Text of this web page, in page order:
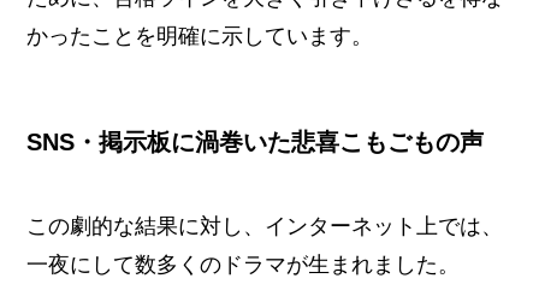
かったことを明確に示しています。
SNS・掲示板に渦巻いた悲喜こもごもの声
この劇的な結果に対し、インターネット上では、
一夜にして数多くのドラマが生まれました。